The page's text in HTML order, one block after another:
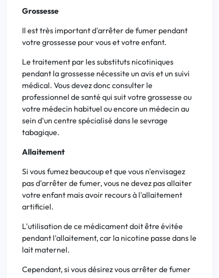
Grossesse
Il est très important d'arrêter de fumer pendant
votre grossesse pour vous et votre enfant.
Le traitement par les substituts nicotiniques
pendant la grossesse nécessite un avis et un suivi
médical. Vous devez donc consulter le
professionnel de santé qui suit votre grossesse ou
votre médecin habituel ou encore un médecin au
sein d'un centre spécialisé dans le sevrage
tabagique.
Allaitement
Si vous fumez beaucoup et que vous n'envisagez
pas d'arrêter de fumer, vous ne devez pas allaiter
votre enfant mais avoir recours à l'allaitement
artificiel.
L'utilisation de ce médicament doit être évitée
pendant l'allaitement, car la nicotine passe dans le
lait maternel.
Cependant, si vous désirez vous arrêter de fumer